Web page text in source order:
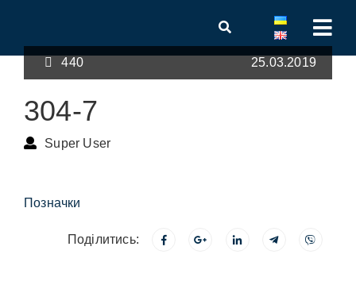
440 25.03.2019
304-7
Super User
Позначки
Поділитись: